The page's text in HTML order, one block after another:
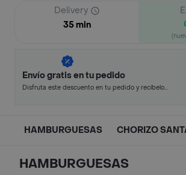
Delivery
35 min
Envío gratis en tu pedido
Disfruta este descuento en tu pedido y recíbelo
HAMBURGUESAS CHORIZO
HAMBURGUESAS